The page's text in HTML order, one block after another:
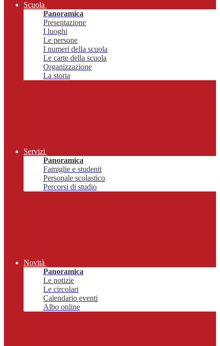
Scuola
Panoramica
Presentazione
I luoghi
Le persone
I numeri della scuola
Le carte della scuola
Organizzazione
La storia
Servizi
Panoramica
Famiglie e studenti
Personale scolastico
Percorsi di studio
Novità
Panoramica
Le notizie
Le circolari
Calendario eventi
Albo online